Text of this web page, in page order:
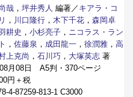
哉 ， 坪井秀人 編著／ キアラ・コ
， 川口隆行 ， 木下千花 ， 森岡卓
耕史 ， 小杉亮子 ， ニコラス・ラン
， 佐藤泉 ， 成田龍一 ， 徐潤雅 ， 高
上克尚 ， 石川巧 ， 大塚英志 著
月08日 A5判・370ページ
円＋税
4-87259-813-1 C3000